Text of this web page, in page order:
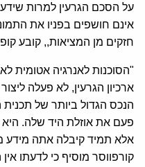
על הסכם הגרעין למרות
אינם חושפים בפניו את
חזקים מן המציאות,, קובע
"הסוכנות לאנרגיה אטומית
ארכיון הגרעין, לא פעלה
הנכס הגדול ביותר של
פעם את אוזלת היד שלה.
אלא תמיד קיבלה אתה מידע
קורפווסר מוסיף כי לדעתו